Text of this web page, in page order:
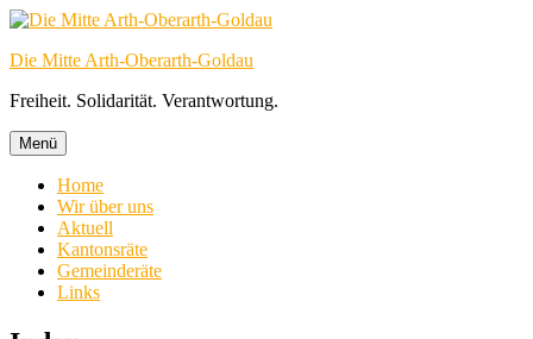
Zum
springen
Die Mitte Arth-Oberarth-Goldau
Freiheit. Solidarität. Verantwortung.
Menü
Home
Wir über uns
Aktuell
Kantonsräte
Gemeinderäte
Links